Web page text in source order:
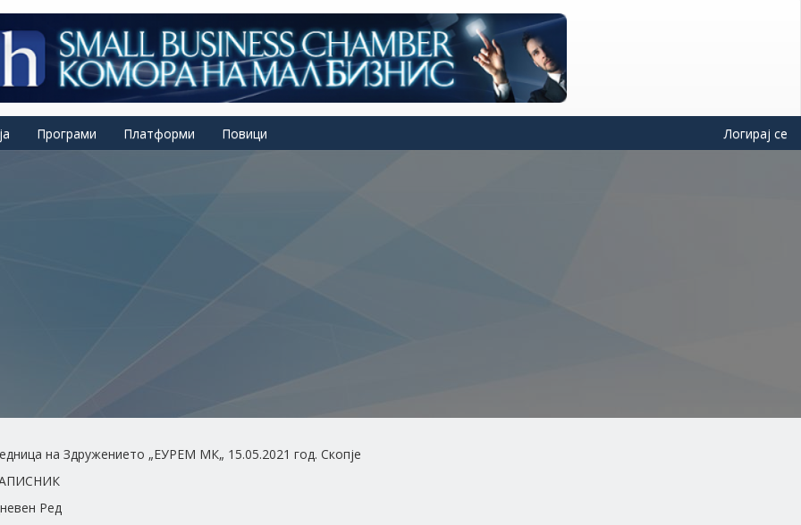
Програми Платформи Повици Логирај се
на Здружението „ЕУРЕМ МК„ 15.05.2021 год. Скопје
Ред